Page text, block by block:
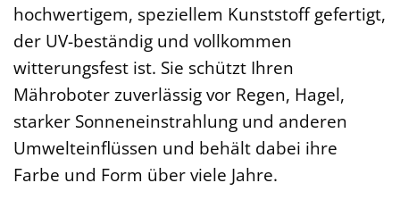
hochwertigem, speziellem Kunststoff gefertigt,
der UV-beständig und vollkommen
witterungsfest ist. Sie schützt Ihren
Mähroboter zuverlässig vor Regen, Hagel,
starker Sonneneinstrahlung und anderen
Umwelteinflüssen und behält dabei ihre
Farbe und Form über viele Jahre.